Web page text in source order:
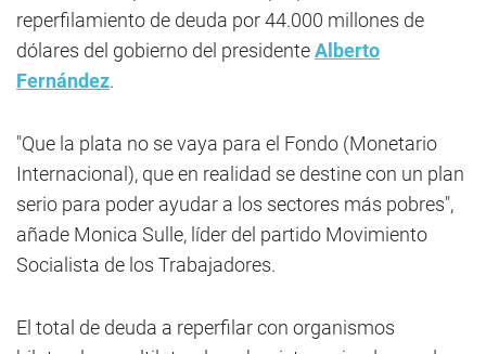
reperfilamiento de deuda por 44.000 millones de
dólares del gobierno del presidenteAlberto
Fernández.
"Que la plata no se vaya para el Fondo (Monetario
Internacional), que en realidad se destine con un plan
serio para poder ayudar a los sectores más pobres",
añade Monica Sulle, líder del partido Movimiento
Socialista de los Trabajadores.
El total de deuda a reperfilar con organismos